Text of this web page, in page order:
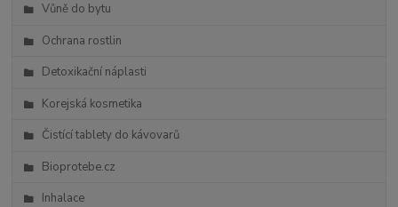
Vůně do bytu
Ochrana rostlin
Detoxikační náplasti
Korejská kosmetika
Čistící tablety do kávovarů
Bioprotebe.cz
Inhalace